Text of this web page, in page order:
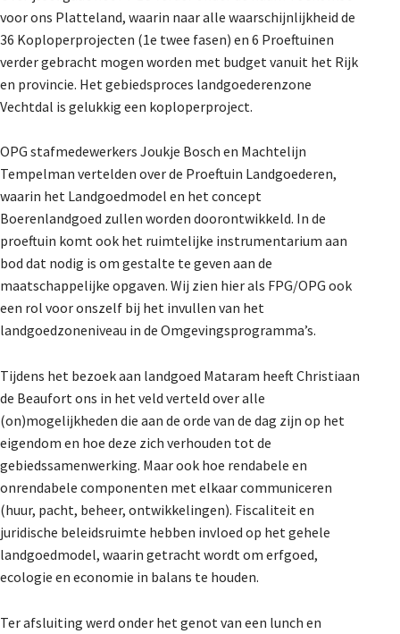
voor ons Platteland, waarin naar alle waarschijnlijkheid de
36 Koploperprojecten (1e twee fasen) en 6 Proeftuinen
verder gebracht mogen worden met budget vanuit het Rijk
en provincie. Het gebiedsproces landgoederenzone
Vechtdal is gelukkig een koploperproject.
OPG stafmedewerkers Joukje Bosch en Machtelijn
Tempelman vertelden over de Proeftuin Landgoederen,
waarin het Landgoedmodel en het concept
Boerenlandgoed zullen worden doorontwikkeld. In de
proeftuin komt ook het ruimtelijke instrumentarium aan
bod dat nodig is om gestalte te geven aan de
maatschappelijke opgaven. Wij zien hier als FPG/OPG ook
een rol voor onszelf bij het invullen van het
landgoedzoneniveau in de Omgevingsprogramma’s.
Tijdens het bezoek aan landgoed Mataram heeft Christiaan
de Beaufort ons in het veld verteld over alle
(on)mogelijkheden die aan de orde van de dag zijn op het
eigendom en hoe deze zich verhouden tot de
gebiedssamenwerking. Maar ook hoe rendabele en
onrendabele componenten met elkaar communiceren
(huur, pacht, beheer, ontwikkelingen). Fiscaliteit en
juridische beleidsruimte hebben invloed op het gehele
landgoedmodel, waarin getracht wordt om erfgoed,
ecologie en economie in balans te houden.
Ter afsluiting werd onder het genot van een lunch en